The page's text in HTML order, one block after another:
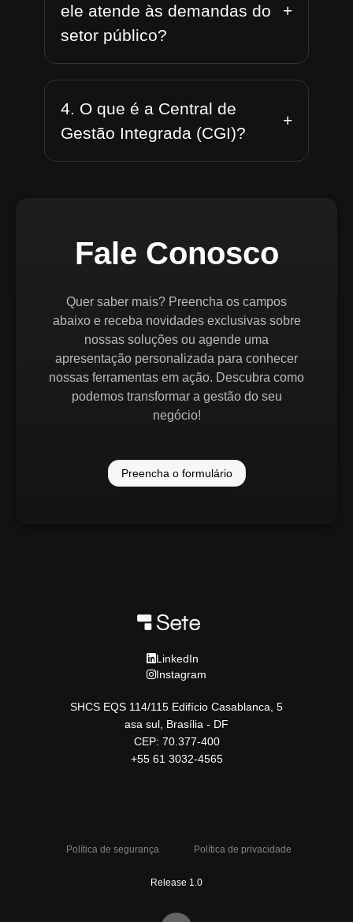
ele atende às demandas do
setor público?
+
4. O que é a Central de
Gestão Integrada (CGI)?
+
Fale Conosco
Quer saber mais? Preencha os campos
abaixo e receba novidades exclusivas sobre
nossas soluções ou agende uma
apresentação personalizada para conhecer
nossas ferramentas em ação. Descubra como
podemos transformar a gestão do seu
negócio!
Preencha o formulário
LinkedIn
Instagram
SHCS EQS 114/115 Edifício Casablanca, 5
asa sul, Brasília - DF
CEP: 70.377-400
+55 61 3032-4565
Política de segurança Política de privacidade
Release 1.0